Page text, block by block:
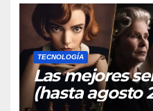
TECNOLOGÍA
Las mejores
(hasta agosto